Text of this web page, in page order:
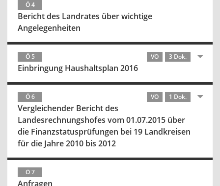
Ö 4
Bericht des Landrates über wichtige
Angelegenheiten
Ö 5 VO 3 Dok.
Einbringung Haushaltsplan 2016
Ö 6 VO 1 Dok.
Vergleichender Bericht des
Landesrechnungshofes vom 01.07.2015 über
die Finanzstatusprüfungen bei 19 Landkreisen
für die Jahre 2010 bis 2012
Ö 7
Anfragen